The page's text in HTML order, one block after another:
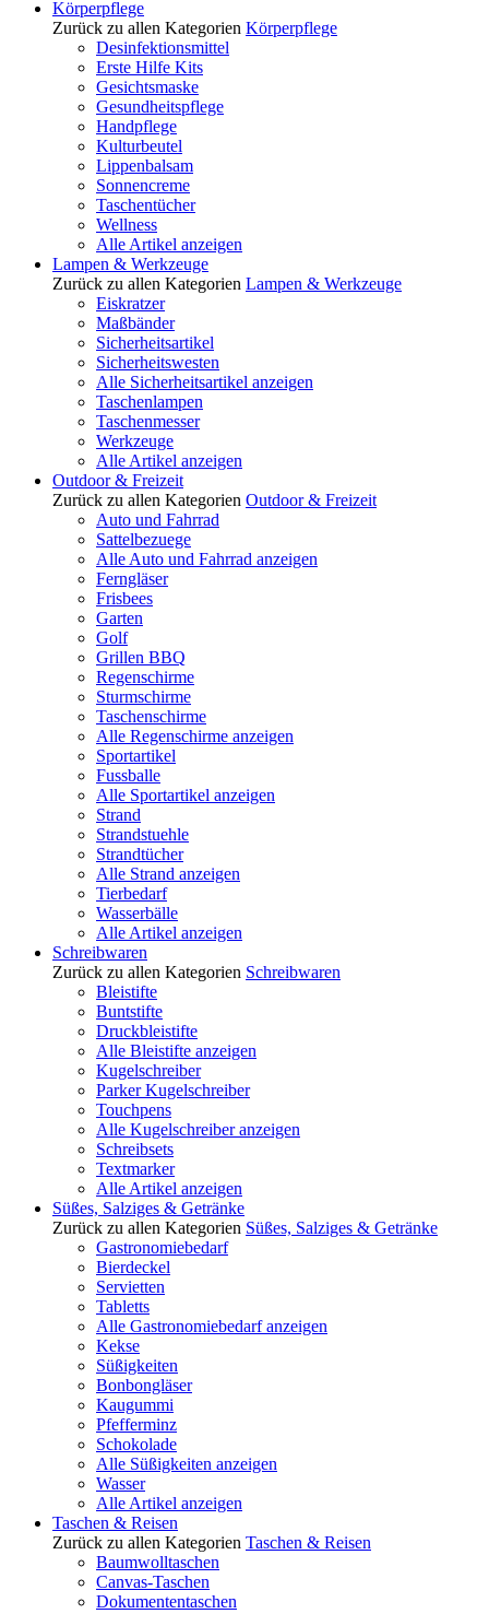
Körperpflege
Zurück zu allen Kategorien Körperpflege
Desinfektionsmittel
Erste Hilfe Kits
Gesichtsmaske
Gesundheitspflege
Handpflege
Kulturbeutel
Lippenbalsam
Sonnencreme
Taschentücher
Wellness
Alle Artikel anzeigen
Lampen & Werkzeuge
Zurück zu allen Kategorien Lampen & Werkzeuge
Eiskratzer
Maßbänder
Sicherheitsartikel
Sicherheitswesten
Alle Sicherheitsartikel anzeigen
Taschenlampen
Taschenmesser
Werkzeuge
Alle Artikel anzeigen
Outdoor & Freizeit
Zurück zu allen Kategorien Outdoor & Freizeit
Auto und Fahrrad
Sattelbezuege
Alle Auto und Fahrrad anzeigen
Ferngläser
Frisbees
Garten
Golf
Grillen BBQ
Regenschirme
Sturmschirme
Taschenschirme
Alle Regenschirme anzeigen
Sportartikel
Fussballe
Alle Sportartikel anzeigen
Strand
Strandstuehle
Strandtücher
Alle Strand anzeigen
Tierbedarf
Wasserbälle
Alle Artikel anzeigen
Schreibwaren
Zurück zu allen Kategorien Schreibwaren
Bleistifte
Buntstifte
Druckbleistifte
Alle Bleistifte anzeigen
Kugelschreiber
Parker Kugelschreiber
Touchpens
Alle Kugelschreiber anzeigen
Schreibsets
Textmarker
Alle Artikel anzeigen
Süßes, Salziges & Getränke
Zurück zu allen Kategorien Süßes, Salziges & Getränke
Gastronomiebedarf
Bierdeckel
Servietten
Tabletts
Alle Gastronomiebedarf anzeigen
Kekse
Süßigkeiten
Bonbongläser
Kaugummi
Pfefferminz
Schokolade
Alle Süßigkeiten anzeigen
Wasser
Alle Artikel anzeigen
Taschen & Reisen
Zurück zu allen Kategorien Taschen & Reisen
Baumwolltaschen
Canvas-Taschen
Dokumententaschen